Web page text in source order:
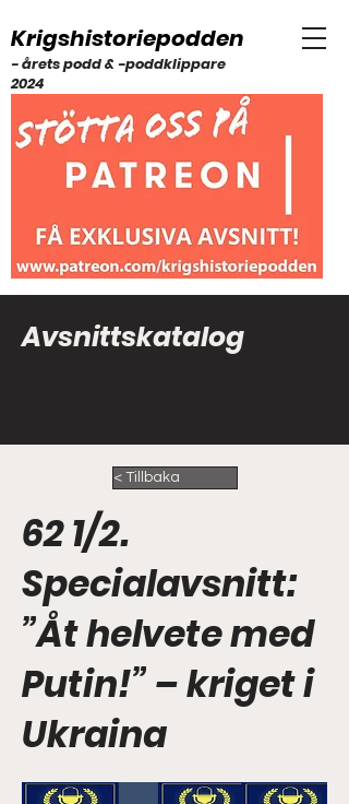
Krigshistoriepodden
- årets podd & -poddklippare
2024
Avsnittskatalog
< Tillbaka
62 1/2.
Specialavsnitt:
”Åt helvete med
Putin!” – kriget i
Ukraina